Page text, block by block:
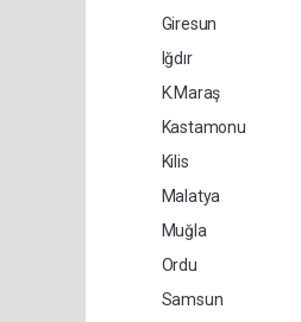
Giresun
Iğdır
K.Maraş
Kastamonu
Kilis
Malatya
Muğla
Ordu
Samsun